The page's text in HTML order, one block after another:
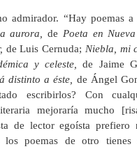
admirador. “Hay poemas
aurora, de Poeta en
de Luis Cernuda; Niebla, mi
y celeste, de Jaime
distinto a éste, de Ángel
escribirlos? Con
mejoraría mucho
de lector egoísta prefiero
los poemas de otro tienes